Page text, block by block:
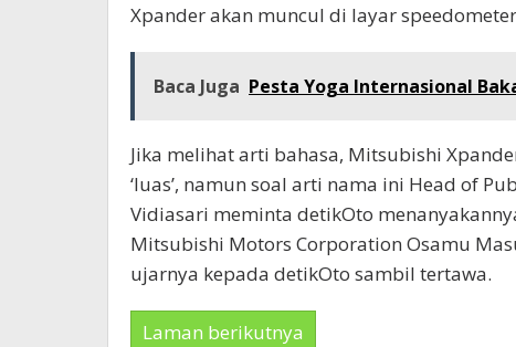
Xpander akan muncul di layar
Baca Juga Pesta Yoga Internasional
Jika melihat arti bahasa, Mitsubishi
‘luas’, namun soal arti nama ini Head of
Vidiasari meminta detikOto
Mitsubishi Motors Corporation Osamu
ujarnya kepada detikOto sambil tertawa.
Laman berikutnya